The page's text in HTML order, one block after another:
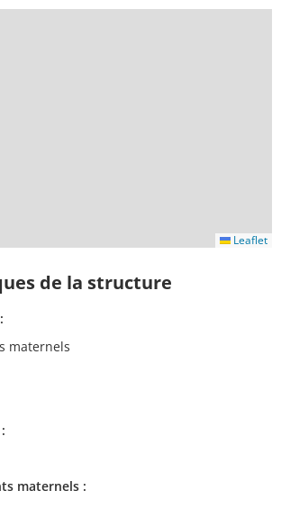
Leaflet
de la structure
maternels
maternels :